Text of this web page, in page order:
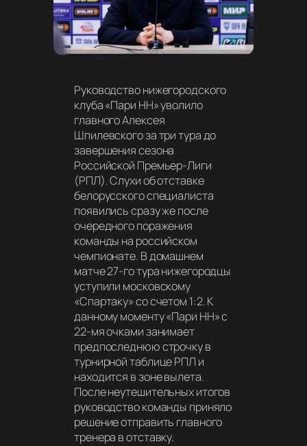
Руководство нижегородского
клуба «Пари НН» уволило
главного Алексея
Шпилевского за три тура до
завершения сезона
Российской Премьер-Лиги
(РПЛ). Слухи об отставке
белорусского специалиста
появились сразу же после
очередного поражения
команды на российском
чемпионате. В домашнем
матче 27-го тура нижегородцы
уступили московскому
«Спартаку» со счетом 1:2. К
данному моменту «Пари НН» с
22-мя очками занимает
предпоследнюю строчку в
турнирной таблице РПЛ и
находится в зоне вылета.
После неутешительных итогов
руководство команды приняло
решение отправить главного
тренера в отставку.